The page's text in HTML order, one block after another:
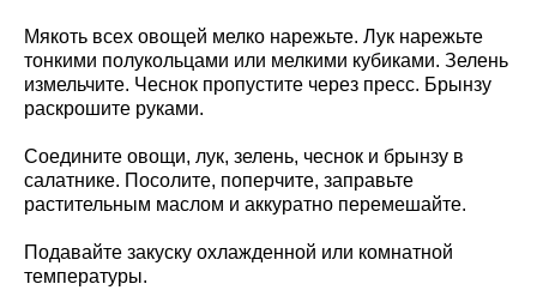
Мякоть всех овощей мелко нарежьте. Лук нарежьте
тонкими полукольцами или мелкими кубиками. Зелень
измельчите. Чеснок пропустите через пресс. Брынзу
раскрошите руками.
Соедините овощи, лук, зелень, чеснок и брынзу в
салатнике. Посолите, поперчите, заправьте
растительным маслом и аккуратно перемешайте.
Подавайте закуску охлажденной или комнатной
температуры.